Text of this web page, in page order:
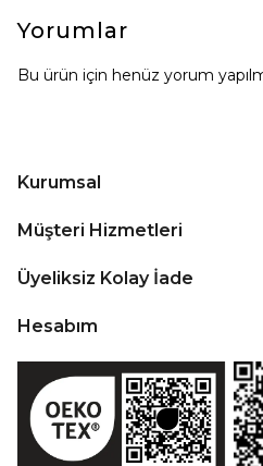
Yorumlar
Bu ürün için henüz yorum
Kurumsal
Müşteri Hizmetleri
Üyeliksiz Kolay İade
Hesabım